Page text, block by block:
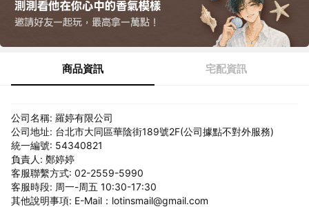
商品資訊 宅配資訊
公司名稱: 羅婷有限公司
公司地址: 台北市大同區華陰街189號2F(公司據點不對外服務)
統一編號: 54340821
負責人: 鄭婷婷
客服聯繫方式: 02-2559-5990
客服時段: 周一-周五 10:30-17:30
其他說明事項: E-Mail：lotinsmail@gmail.com